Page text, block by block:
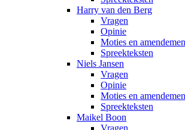
Harry van den Berg
Vragen
Opinie
Moties en
Spreekteksten
Niels Jansen
Vragen
Opinie
Moties en
Spreekteksten
Maikel Boon
Vragen